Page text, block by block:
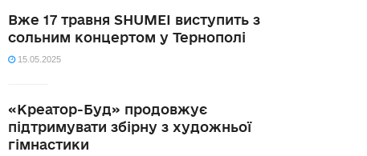
Вже 17 травня SHUMEI виступить з
сольним концертом у Тернополі
15.05.2025
«Креатор-Буд» продовжує
підтримувати збірну з художньої
гімнастики